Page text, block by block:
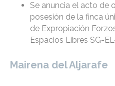
Se anuncia el acto de
posesión de la finca
de Expropiación
Espacios Libres SG-
Mairena del Aljarafe